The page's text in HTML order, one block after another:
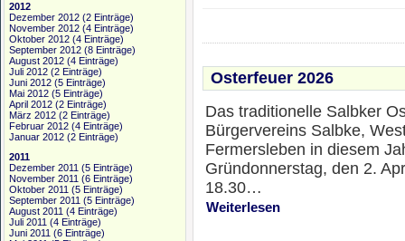
2012
Dezember 2012 (2 Einträge)
November 2012 (4 Einträge)
Oktober 2012 (4 Einträge)
September 2012 (8 Einträge)
August 2012 (4 Einträge)
Juli 2012 (2 Einträge)
Juni 2012 (5 Einträge)
Mai 2012 (5 Einträge)
April 2012 (2 Einträge)
März 2012 (2 Einträge)
Februar 2012 (4 Einträge)
Januar 2012 (2 Einträge)
2011
Dezember 2011 (5 Einträge)
November 2011 (6 Einträge)
Oktober 2011 (5 Einträge)
September 2011 (5 Einträge)
August 2011 (4 Einträge)
Juli 2011 (4 Einträge)
Juni 2011 (6 Einträge)
Osterfeuer 2026
Das traditionelle Salbker
Bürgervereins Salbke,
Fermersleben in diesem
Gründonnerstag, den 2.
18.30…
Weiterlesen